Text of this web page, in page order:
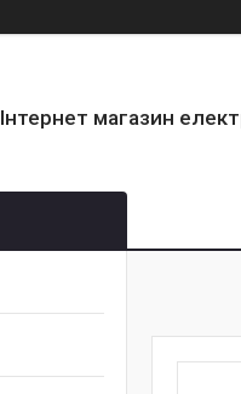
Інтернет магазин